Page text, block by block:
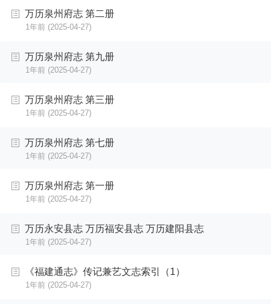
万历泉州府志 第二册
1年前 (2025-04-27)
万历泉州府志 第九册
1年前 (2025-04-27)
万历泉州府志 第三册
1年前 (2025-04-27)
万历泉州府志 第七册
1年前 (2025-04-27)
万历泉州府志 第一册
1年前 (2025-04-27)
万历永安县志 万历福安县志 万历建阳县志
1年前 (2025-04-27)
《福建通志》传记兼艺文志索引（1）
1年前 (2025-04-27)